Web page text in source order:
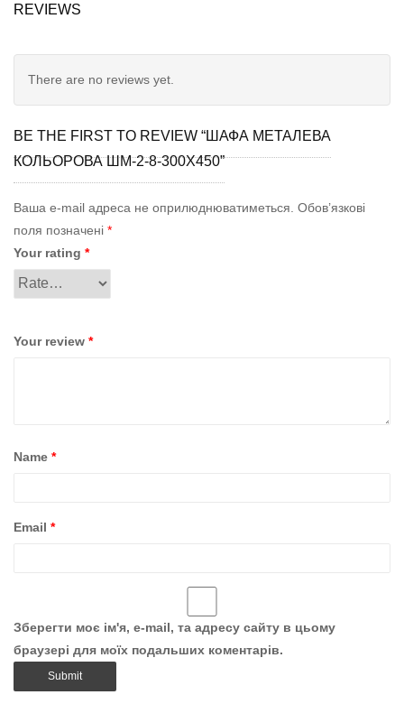
REVIEWS
There are no reviews yet.
BE THE FIRST TO REVIEW “ШАФА МЕТАЛЕВА
КОЛЬОРОВА ШМ-2-8-300Х450”
Ваша e-mail адреса не оприлюднюватиметься. Обов’язкові
поля позначені *
Your rating *
Your review *
Name *
Email *
Зберегти моє ім'я, e-mail, та адресу сайту в цьому
браузері для моїх подальших коментарів.